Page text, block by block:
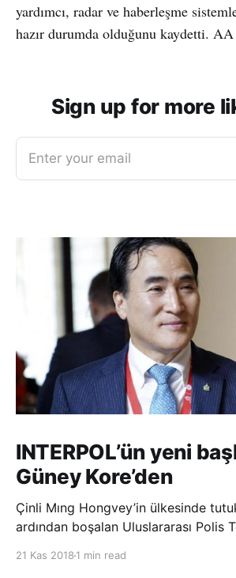
yardımcı, radar ve haberleşme
hazır durumda olduğunu kaydetti. AA
Sign up for more
Enter your email
INTERPOL’ün yeni
Güney Kore’den
Çinli Mıng Hongvey’in ülkesinde
ardından boşalan Uluslararası Polis
21 Kas 2018 1 min read